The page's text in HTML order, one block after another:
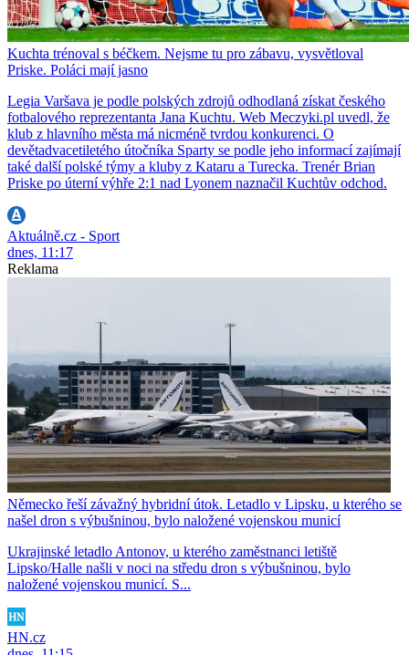
Kuchta trénoval s béčkem. Nejsme tu pro zábavu, vysvětloval
Priske. Poláci mají jasno
Legia Varšava je podle polských zdrojů odhodlaná získat českého
fotbalového reprezentanta Jana Kuchtu. Web Meczyki.pl uvedl, že
klub z hlavního města má nicméně tvrdou konkurenci. O
devětadvacetiletého útočníka Sparty se podle jeho informací zajímají
také další polské týmy a kluby z Kataru a Turecka. Trenér Brian
Priske po úterní výhře 2:1 nad Lyonem naznačil Kuchtův odchod.
Aktuálně.cz - Sport
dnes, 11:17
Reklama
Německo řeší závažný hybridní útok. Letadlo v Lipsku, u kterého se
našel dron s výbušninou, bylo naložené vojenskou municí
Ukrajinské letadlo Antonov, u kterého zaměstnanci letiště
Lipsko/Halle našli v noci na středu dron s výbušninou, bylo
naložené vojenskou municí. S...
HN.cz